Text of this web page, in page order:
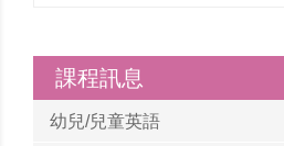
課程訊息
幼兒/兒童英語